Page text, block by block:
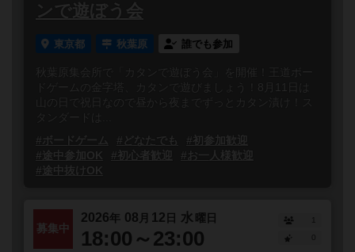
ンで遊ぼう会
東京都 秋葉原 誰でも参加
秋葉原集会所で「カタンで遊ぼう会」を開催！王道ボー
ドゲームの金字塔、カタンで遊びましょう！8月11日は
山の日で祝日なので昼から夜までずっとカタン漬け！ス
#ボードゲーム
#どなたでも
#初参加歓迎
#途中参加OK
#初心者歓迎
#お一人様歓迎
#途中抜けOK
募集中
2026年 08 月 12 日 水 曜日
18:00～23:00
1